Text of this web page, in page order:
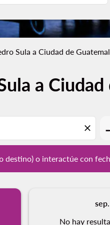
Sula a Ciudad de
a
close
o interactúe con
destino) o interactúe
No hay